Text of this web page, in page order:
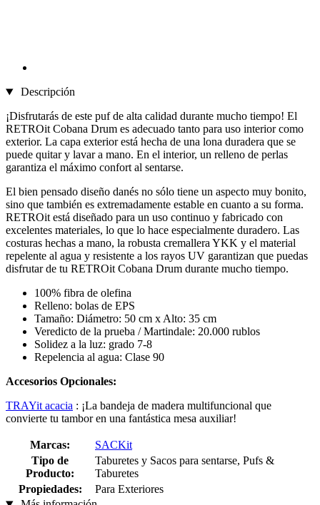
Descripción
¡Disfrutarás de este puf de alta calidad durante mucho tiempo! El
RETROit Cobana Drum es adecuado tanto para uso interior como
exterior. La capa exterior está hecha de una lona duradera que se
puede quitar y lavar a mano. En el interior, un relleno de perlas
garantiza el máximo confort al sentarse.
El bien pensado diseño danés no sólo tiene un aspecto muy bonito,
sino que también es extremadamente estable en cuanto a su forma.
RETROit está diseñado para un uso continuo y fabricado con
excelentes materiales, lo que lo hace especialmente duradero. Las
costuras hechas a mano, la robusta cremallera YKK y el material
repelente al agua y resistente a los rayos UV garantizan que puedas
disfrutar de tu RETROit Cobana Drum durante mucho tiempo.
100% fibra de olefina
Relleno: bolas de EPS
Tamaño: Diámetro: 50 cm x Alto: 35 cm
Veredicto de la prueba / Martindale: 20.000 rublos
Solidez a la luz: grado 7-8
Repelencia al agua: Clase 90
Accesorios Opcionales:
TRAYit acacia : ¡La bandeja de madera multifuncional que
convierte tu tambor en una fantástica mesa auxiliar!
Marcas:
SACKit
Tipo de
Producto:
Taburetes y Sacos para sentarse, Pufs &
Taburetes
Propiedades:
Para Exteriores